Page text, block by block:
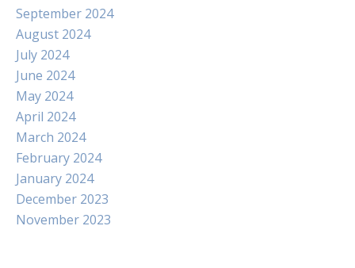
September 2024
August 2024
July 2024
June 2024
May 2024
April 2024
March 2024
February 2024
January 2024
December 2023
November 2023